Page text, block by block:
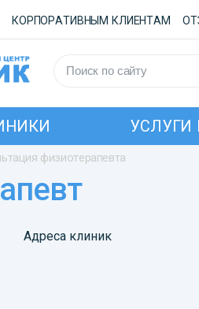
КОРПОРАТИВНЫМ КЛИЕНТАМ
УСЛУГИ
физиотерапевта
Адреса клиник